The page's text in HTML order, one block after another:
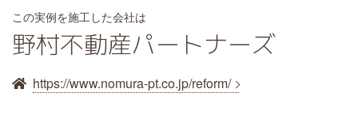
この実例を施工した会社は
野村不動産パートナーズ
https://www.nomura-pt.co.jp/reform/